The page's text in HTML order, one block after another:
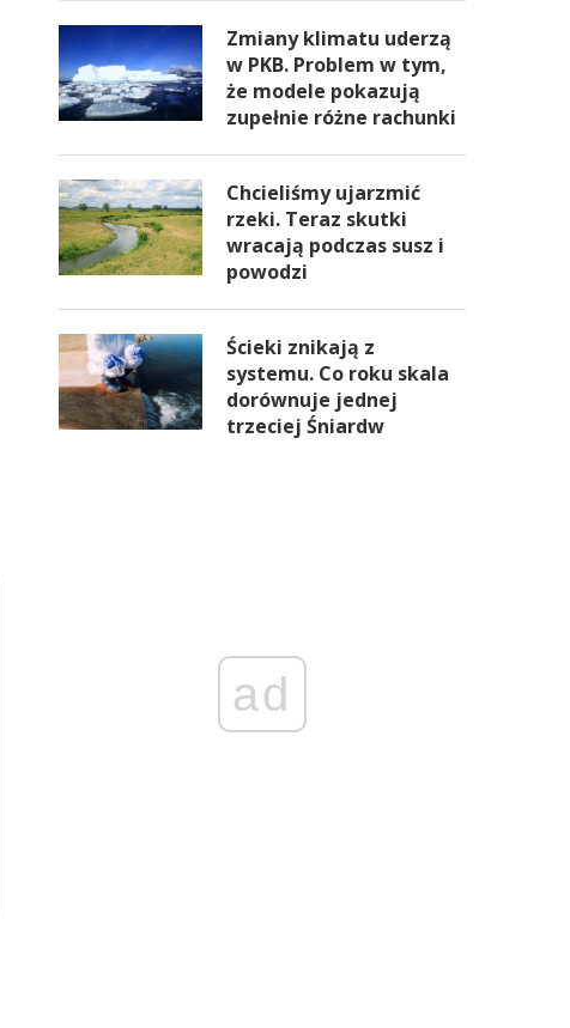
Zmiany klimatu uderzą
w PKB. Problem w tym,
że modele pokazują
zupełnie różne rachunki
Chcieliśmy ujarzmić
rzeki. Teraz skutki
wracają podczas susz i
powodzi
Ścieki znikają z
systemu. Co roku skala
dorównuje jednej
trzeciej Śniardw
ad